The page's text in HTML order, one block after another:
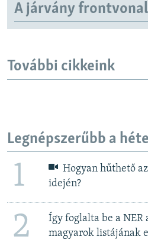
keresésre
NER15
SZABADON
DEMOKRÁCIA
VILÁG
A MÚLT TANULSÁGAI
KÖVESSEN MINKET!
A járvány
További cikkeink
Legnépszerűbb a
1
Hogyan hűthető
idején?
2
Így foglalta be a NER
magyarok listájának